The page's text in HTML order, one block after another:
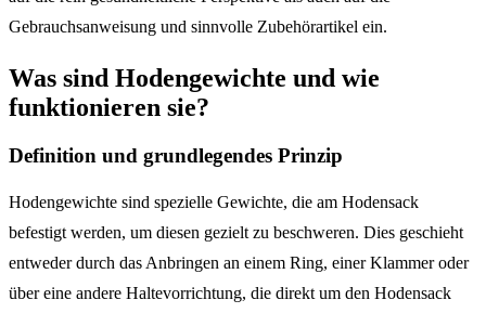
Gebrauchsanweisung und sinnvolle Zubehörartikel ein.
Was sind Hodengewichte und wie
funktionieren sie?
Definition und grundlegendes Prinzip
Hodengewichte sind spezielle Gewichte, die am Hodensack
befestigt werden, um diesen gezielt zu beschweren. Dies geschieht
entweder durch das Anbringen an einem Ring, einer Klammer oder
über eine andere Haltevorrichtung, die direkt um den Hodensack